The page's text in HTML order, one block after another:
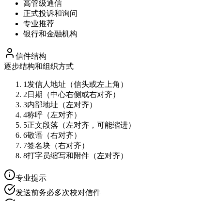
高管级通信
正式投诉和询问
专业推荐
银行和金融机构
信件结构
逐步结构和组织方式
1 发信人地址（信头或左上角）
2 日期（中心右侧或右对齐）
3内部地址（左对齐）
4称呼（左对齐）
5正文段落（左对齐，可能缩进）
6敬语（右对齐）
7签名块（右对齐）
8打字员缩写和附件（左对齐）
专业提示
发送前务必多次校对信件